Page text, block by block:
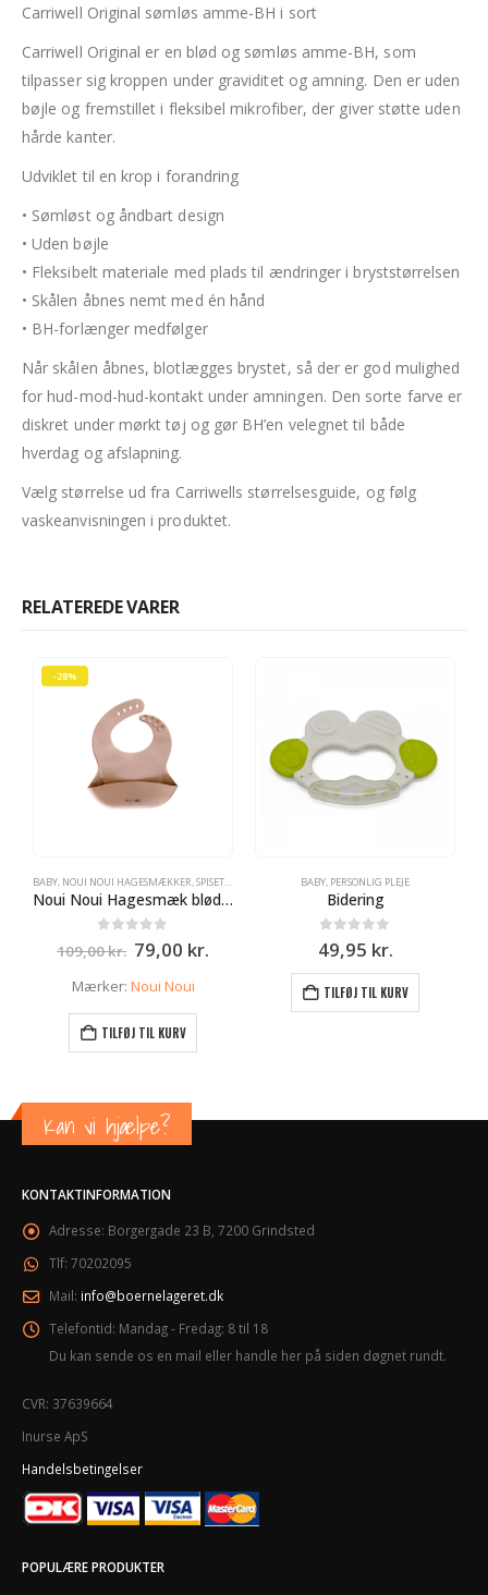
Carriwell Original sømløs amme-BH i sort
Carriwell Original er en blød og sømløs amme-BH, som
tilpasser sig kroppen under graviditet og amning. Den er uden
bøjle og fremstillet i fleksibel mikrofiber, der giver støtte uden
hårde kanter.
Udviklet til en krop i forandring
• Sømløst og åndbart design
• Uden bøjle
• Fleksibelt materiale med plads til ændringer i bryststørrelsen
• Skålen åbnes nemt med én hånd
• BH-forlænger medfølger
Når skålen åbnes, blotlægges brystet, så der er god mulighed
for hud-mod-hud-kontakt under amningen. Den sorte farve er
diskret under mørkt tøj og gør BH’en velegnet til både
hverdag og afslapning.
Vælg størrelse ud fra Carriwells størrelsesguide, og følg
vaskeanvisningen i produktet.
RELATEREDE VARER
-28%
BABY, NOUI NOUI HAGESMÆKKER,SPISETID
Noui Noui Hagesmæk blød og behagelig – Gammel Rosa
ud af 5
109,00kr. Den
oprindelige
pris
109,00 kr..
79,00 kr.
Mærker: Noui Noui
TILFØJ TIL KURV
BABY, PERSONLIG PLEJE
Bidering
0 ud af 5
49,95 kr.
TILFØJ TIL KURV
Kan vi hjælpe?
KONTAKTINFORMATION
Adresse: Borgergade 23 B, 7200 Grindsted
Tlf: 70202095
Mail: info@boernelageret.dk
Telefontid: Mandag - Fredag: 8 til 18
Du kan sende os en mail eller handle her på siden døgnet rundt.
CVR: 37639664
Inurse ApS
Handelsbetingelser
POPULÆRE PRODUKTER